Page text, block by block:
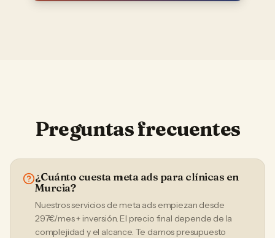
Preguntas frecuentes
¿Cuánto cuesta meta ads para clínicas en
Murcia?
Nuestros servicios de meta ads empiezan desde
297€/mes + inversión. El precio final depende de la
complejidad y el alcance. Te damos presupuesto